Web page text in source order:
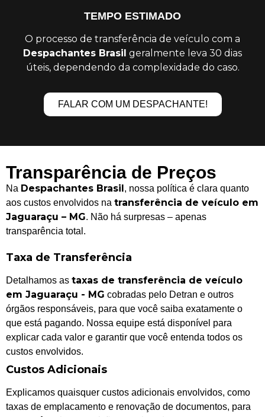
TEMPO ESTIMADO
O processo de transferência de veículo com a
Despachantes Brasil geralmente leva 30 dias
úteis, dependendo da complexidade do caso.
FALAR COM UM DESPACHANTE!
Transparência de Preços
Na Despachantes Brasil, nossa política é clara quanto
aos custos envolvidos na transferência de veículo em
Jaguaraçu – MG. Não há surpresas – apenas
transparência total.
Taxa de Transferência
Detalhamos as taxas de transferência de veículo
em Jaguaraçu - MG cobradas pelo Detran e outros
órgãos responsáveis, para que você saiba exatamente o
que está pagando. Nossa equipe está disponível para
explicar cada valor e garantir que você entenda todos os
custos envolvidos.
Custos Adicionais
Explicamos quaisquer custos adicionais envolvidos, como
taxas de emplacamento e renovação de documentos, para